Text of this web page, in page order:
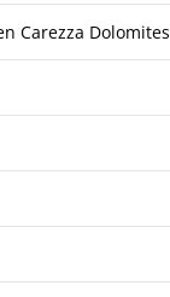
Carezza Dolomites